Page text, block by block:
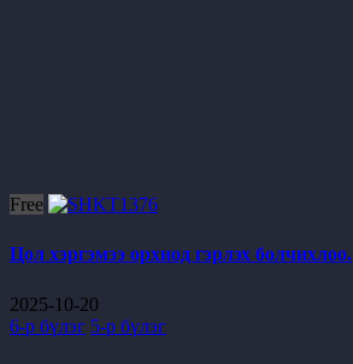
Free
Цол хэргэмээ орхиод гэрлэх болчихлоо.
2025-10-20
6-р бүлэг 5-р бүлэг